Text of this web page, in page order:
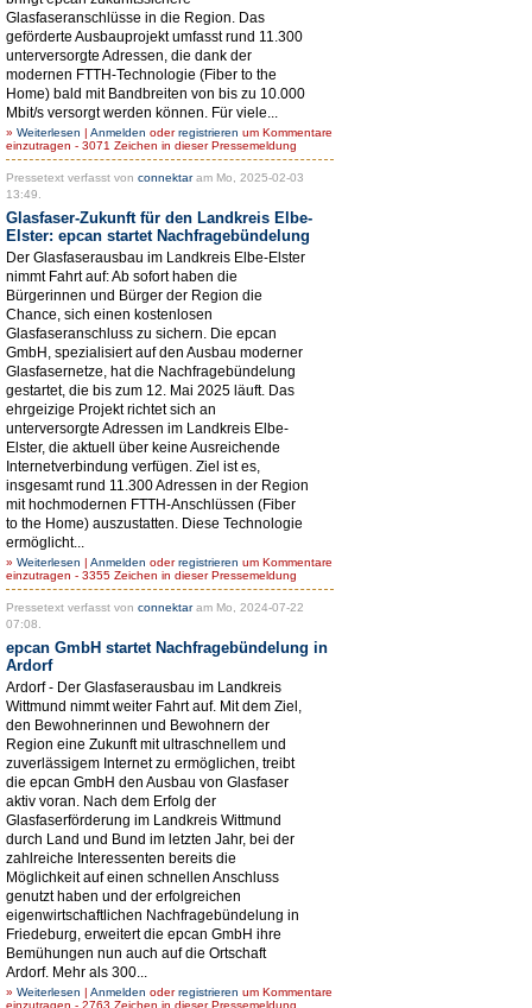
Glasfaseranschlüsse in die Region. Das
geförderte Ausbauprojekt umfasst rund 11.300
unterversorgte Adressen, die dank der
modernen FTTH-Technologie (Fiber to the
Home) bald mit Bandbreiten von bis zu 10.000
Mbit/s versorgt werden können. Für viele...
» Weiterlesen | Anmelden oderregistrieren um Kommentare
einzutragen - 3071 Zeichen in dieser Pressemeldung
Pressetext verfasst von connektaram Mo, 2025-02-03
13:49.
Glasfaser-Zukunft für den Landkreis Elbe-
Elster: epcan startet Nachfragebündelung
Der Glasfaserausbau im Landkreis Elbe-Elster
nimmt Fahrt auf: Ab sofort haben die
Bürgerinnen und Bürger der Region die
Chance, sich einen kostenlosen
Glasfaseranschluss zu sichern. Die epcan
GmbH, spezialisiert auf den Ausbau moderner
Glasfasernetze, hat die Nachfragebündelung
gestartet, die bis zum 12. Mai 2025 läuft. Das
ehrgeizige Projekt richtet sich an
unterversorgte Adressen im Landkreis Elbe-
Elster, die aktuell über keine Ausreichende
Internetverbindung verfügen. Ziel ist es,
insgesamt rund 11.300 Adressen in der Region
mit hochmodernen FTTH-Anschlüssen (Fiber
to the Home) auszustatten. Diese Technologie
ermöglicht...
» Weiterlesen | Anmelden oderregistrieren um Kommentare
einzutragen - 3355 Zeichen in dieser Pressemeldung
Pressetext verfasst von connektaram Mo, 2024-07-22
07:08.
epcan GmbH startet Nachfragebündelung in
Ardorf
Ardorf - Der Glasfaserausbau im Landkreis
Wittmund nimmt weiter Fahrt auf. Mit dem Ziel,
den Bewohnerinnen und Bewohnern der
Region eine Zukunft mit ultraschnellem und
zuverlässigem Internet zu ermöglichen, treibt
die epcan GmbH den Ausbau von Glasfaser
aktiv voran. Nach dem Erfolg der
Glasfaserförderung im Landkreis Wittmund
durch Land und Bund im letzten Jahr, bei der
zahlreiche Interessenten bereits die
Möglichkeit auf einen schnellen Anschluss
genutzt haben und der erfolgreichen
eigenwirtschaftlichen Nachfragebündelung in
Friedeburg, erweitert die epcan GmbH ihre
Bemühungen nun auch auf die Ortschaft
Ardorf. Mehr als 300...
» Weiterlesen | Anmelden oderregistrieren um Kommentare
einzutragen - 2763 Zeichen in dieser Pressemeldung